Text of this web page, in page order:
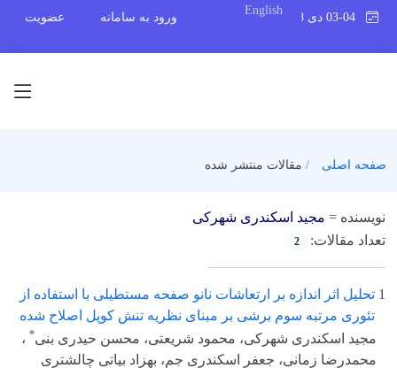
English
ورود به سامانه عضویت
صفحه اصلی مقالات منتشر شده
نویسنده = مجید اسکندری شهرکی
تعداد مقالات:
2
1 تحلیل اثر اندازه بر ارتعاشات نانو صفحه مستطیلی با استفاده از
تئوری مرتبه سوم برشی بر مبنای نظریه تنش کوپل اصلاح شده
مجید اسکندری شهرکی، محمود شریعتی، محسن حیدری بنی* ،
محمدرضا زمانی، جعفر اسکندری جم، بهزاد بیاتی چالشتری